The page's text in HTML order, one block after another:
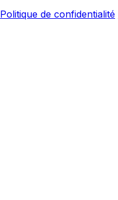
Politique de confidentialité